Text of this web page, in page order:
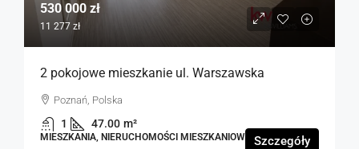
530 000 zł
11 277 zł
2 pokojowe mieszkanie ul. Warszawska
Poznań, Polska
1 47.00 m²
MIESZKANIA, NIERUCHOMOŚCI MIESZKANIOWE Szczegóły